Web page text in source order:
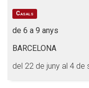
Casals
de 6 a 9 anys
BARCELONA
del 22 de juny al 4